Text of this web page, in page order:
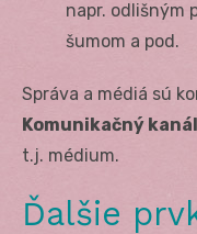
napr. odlišným
šumom a pod.
Správa a médiá sú
Komunikačný kanál
t.j. médium.
Ďalšie